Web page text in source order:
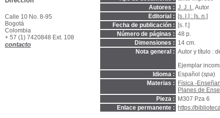
Autores : J. J. I., Autor
Editorial :
[s. l.] : [s. n.]
Fecha de publicación :
[s. f.]
Número de páginas : 48 p.
Dimensiones : 14 cm.
Nota general : Autor y título :
Ejemplar
Idioma :
Español (spa)
Materias :
Física -
Planes de
Pieza :
M307 Pza 6
Enlace permanente :
https://
Calle 10 No. 8-95
Bogotá
Colombia
+ 57 (1) 7420848 Ext. 108
contacto